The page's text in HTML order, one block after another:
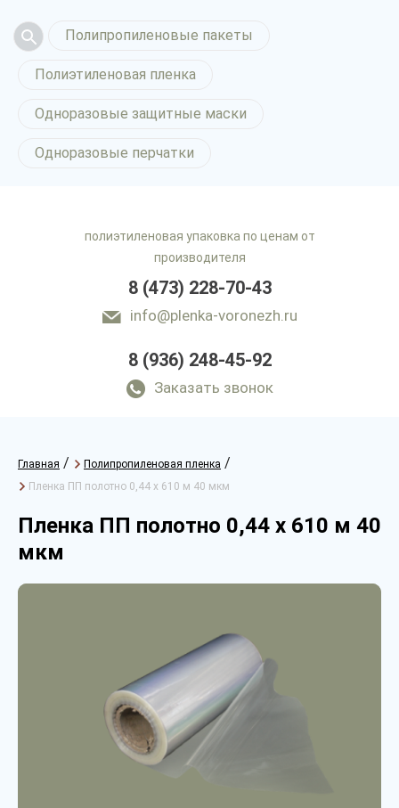
Полипропиленовые пакеты
Полиэтиленовая пленка
Одноразовые защитные маски
Одноразовые перчатки
полиэтиленовая упаковка по ценам от
производителя
8 (473) 228-70-43
info@plenka-voronezh.ru
8 (936) 248-45-92
Заказать звонок
Главная / Полипропиленовая пленка /
Пленка ПП полотно 0,44 х 610 м 40 мкм
Пленка ПП полотно 0,44 х 610 м 40
мкм